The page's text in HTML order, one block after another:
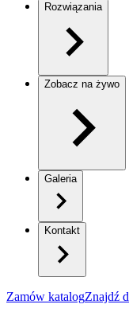
Rozwiązania
Zobacz na żywo
Galeria
Kontakt
Zamów katalogZnajdź